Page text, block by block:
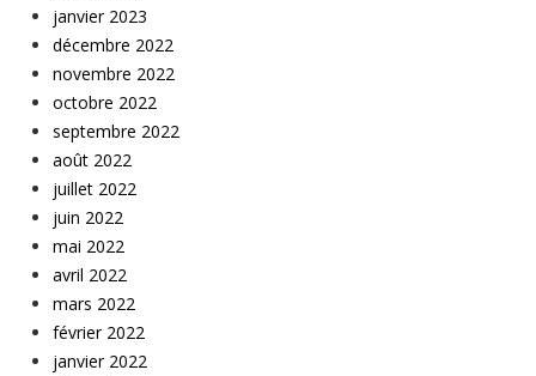
janvier 2023
décembre 2022
novembre 2022
octobre 2022
septembre 2022
août 2022
juillet 2022
juin 2022
mai 2022
avril 2022
mars 2022
février 2022
janvier 2022